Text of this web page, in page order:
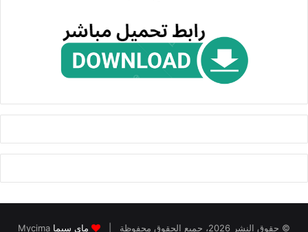
© حقوق النشر 2026، جميع الحقوق محفوظة | ماي سيما